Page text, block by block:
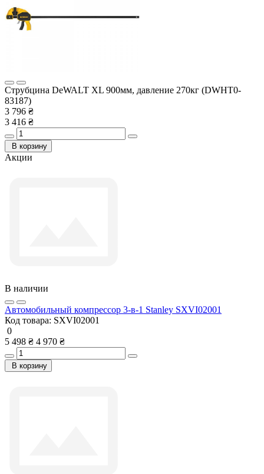
Струбцина DeWALT XL 900мм, давление 270кг (DWHT0-
83187)
3 796 ₴
3 416 ₴
В корзину
Акции
В наличии
Автомобильный компрессор 3-в-1 Stanley SXVI02001
Код товара: SXVI02001
0
5 498 ₴ 4 970 ₴
В корзину